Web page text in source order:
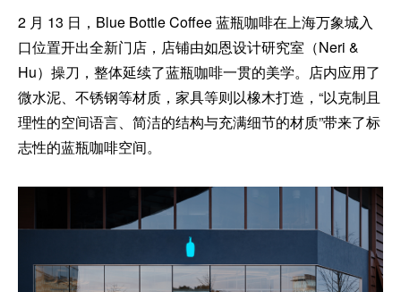
2 月 13 日，Blue Bottle Coffee 蓝瓶咖啡在上海万象城入
口位置开出全新门店，店铺由如恩设计研究室（Neri &
Hu）操刀，整体延续了蓝瓶咖啡一贯的美学。店内应用了
微水泥、不锈钢等材质，家具等则以橡木打造，“以克制且
理性的空间语言、简洁的结构与充满细节的材质”带来了标
志性的蓝瓶咖啡空间。